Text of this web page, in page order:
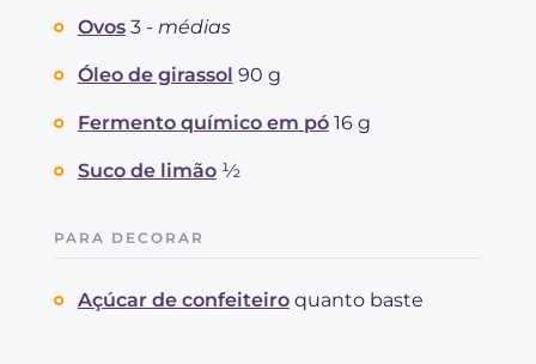
Ovos 3 - médias
Óleo de girassol 90 g
Fermento químico em pó 16 g
Suco de limão ½
PARA DECORAR
Açúcar de confeiteiro quanto baste